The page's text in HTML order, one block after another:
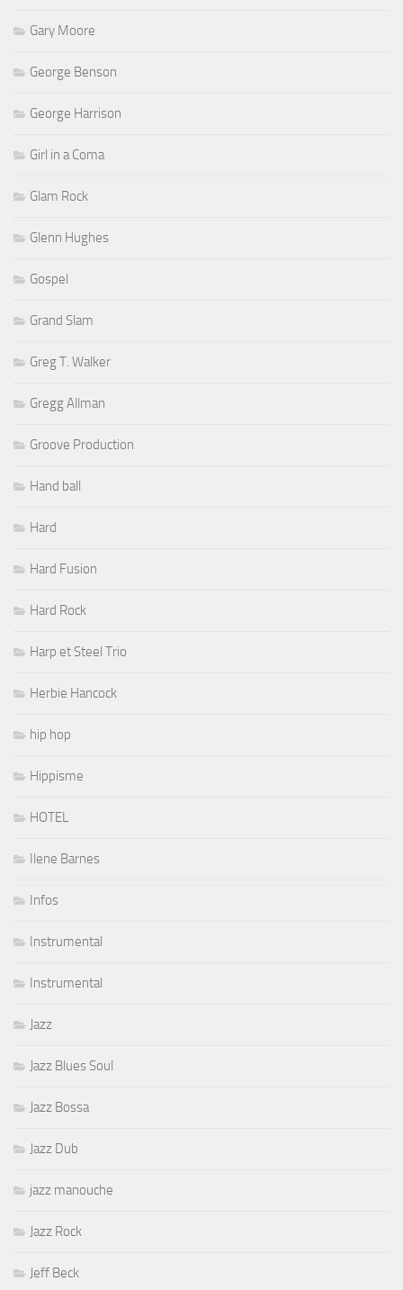
Gary Moore
George Benson
George Harrison
Girl in a Coma
Glam Rock
Glenn Hughes
Gospel
Grand Slam
Greg T. Walker
Gregg Allman
Groove Production
Hand ball
Hard
Hard Fusion
Hard Rock
Harp et Steel Trio
Herbie Hancock
hip hop
Hippisme
HOTEL
Ilene Barnes
Infos
Instrumental
Instrumental
Jazz
Jazz Blues Soul
Jazz Bossa
Jazz Dub
jazz manouche
Jazz Rock
Jeff Beck